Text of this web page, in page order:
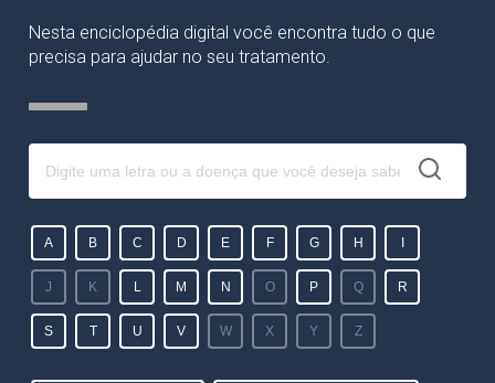
Nesta enciclopédia digital você encontra tudo o que
precisa para ajudar no seu tratamento.
A B C D E F G H I
J K L M N O P Q R
S T U V W X Y Z